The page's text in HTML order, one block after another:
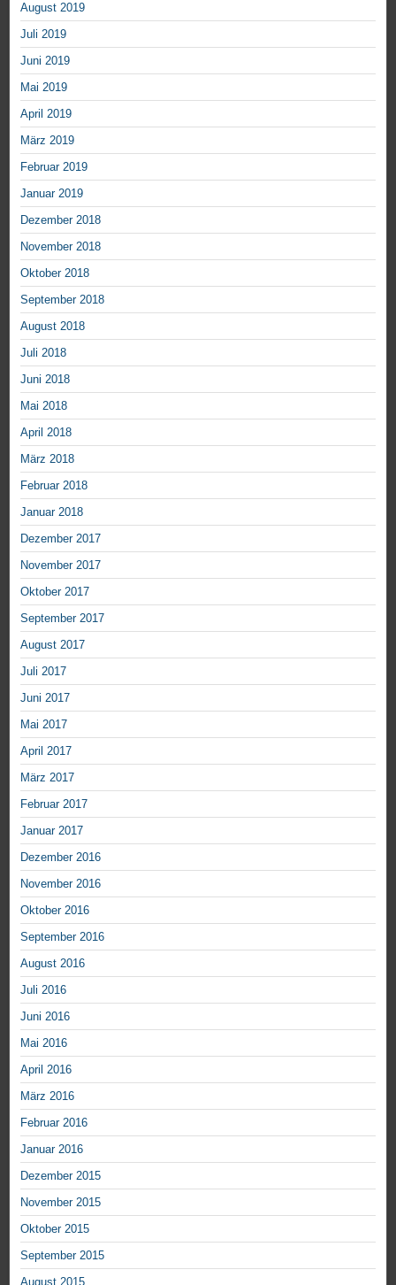
August 2019
Juli 2019
Juni 2019
Mai 2019
April 2019
März 2019
Februar 2019
Januar 2019
Dezember 2018
November 2018
Oktober 2018
September 2018
August 2018
Juli 2018
Juni 2018
Mai 2018
April 2018
März 2018
Februar 2018
Januar 2018
Dezember 2017
November 2017
Oktober 2017
September 2017
August 2017
Juli 2017
Juni 2017
Mai 2017
April 2017
März 2017
Februar 2017
Januar 2017
Dezember 2016
November 2016
Oktober 2016
September 2016
August 2016
Juli 2016
Juni 2016
Mai 2016
April 2016
März 2016
Februar 2016
Januar 2016
Dezember 2015
November 2015
Oktober 2015
September 2015
August 2015